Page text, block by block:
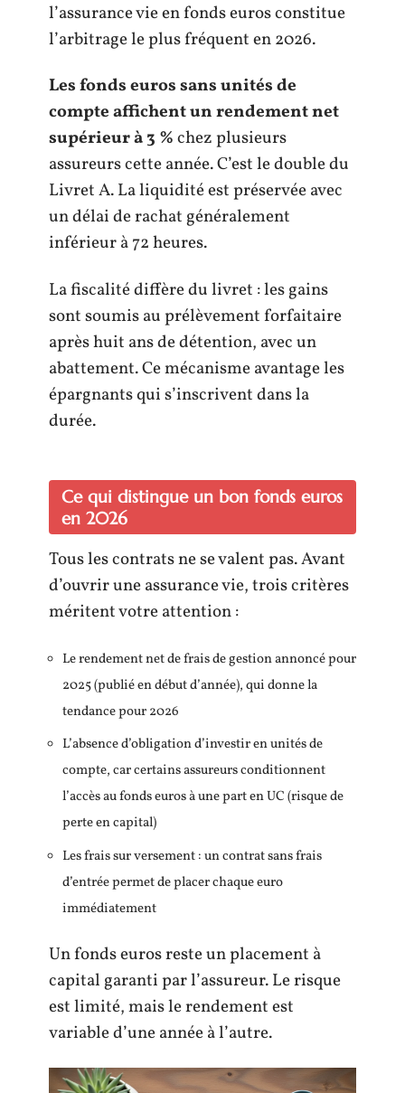
l’assurance vie en fonds euros constitue
l’arbitrage le plus fréquent en 2026.
Les fonds euros sans unités de
compte affichent un rendement net
supérieur à 3 %chez plusieurs
assureurs cette année. C’est le double du
Livret A. La liquidité est préservée avec
un délai de rachat généralement
inférieur à 72 heures.
La fiscalité diffère du livret : les gains
sont soumis au prélèvement forfaitaire
après huit ans de détention, avec un
abattement. Ce mécanisme avantage les
épargnants qui s’inscrivent dans la
durée.
Ce qui distingue un bon fonds euros
en 2026
Tous les contrats ne se valent pas. Avant
d’ouvrir une assurance vie, trois critères
méritent votre attention :
Le rendement net de frais de gestion annoncé pour
2025 (publié en début d’année), qui donne la
tendance pour 2026
L’absence d’obligation d’investir en unités de
compte, car certains assureurs conditionnent
l’accès au fonds euros à une part en UC (risque de
perte en capital)
Les frais sur versement : un contrat sans frais
d’entrée permet de placer chaque euro
immédiatement
Un fonds euros reste un placement à
capital garanti par l’assureur. Le risque
est limité, mais le rendement est
variable d’une année à l’autre.